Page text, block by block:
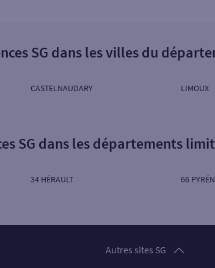
SG dans les villes du
CASTELNAUDARY LIMOUX
SG dans les départements
34 HÉRAULT 66
Autres sites SG